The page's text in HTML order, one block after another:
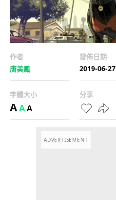
作者
唐美鳳
發佈日期
2019-06-27
字體大小
AAA
分享
ADVERTISEMENT